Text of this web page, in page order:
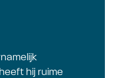
hij ruime